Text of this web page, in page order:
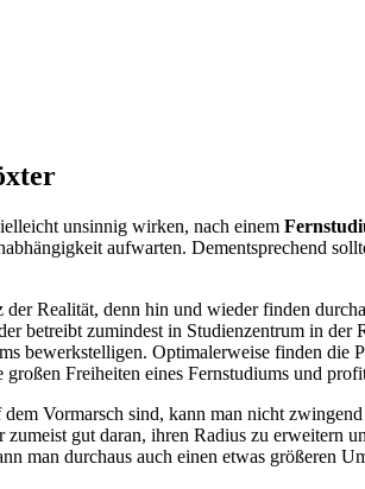
unsinnig wirken, nach einem
aufwarten. Dementsprechend
Realität, denn hin und wieder finden
betreibt zumindest in Studienzentrum in der
bewerkstelligen. Optimalerweise finden
großen Freiheiten eines Fernstudiums und
Vormarsch sind, kann man nicht
zumeist gut daran, ihren Radius zu erweitern
man durchaus auch einen etwas größeren